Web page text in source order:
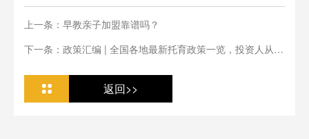
上一条：早教亲子加盟靠谱吗？
下一条：政策汇编 | 全国各地最新托育政策一览，投资人从业
返回>>